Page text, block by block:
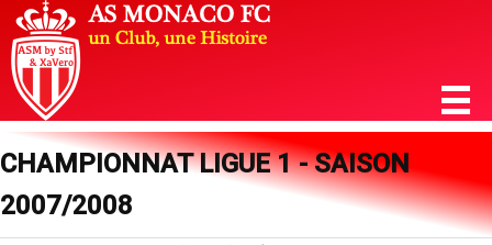
CHAMPIONNAT LIGUE 1 - SAISON
2007/2008